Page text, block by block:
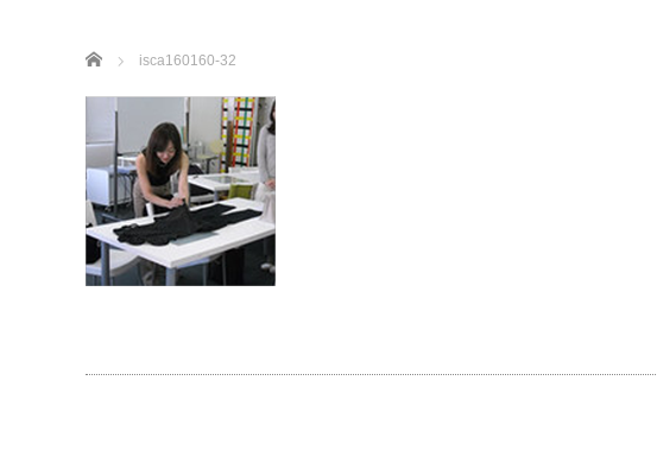
Home isca160160-32